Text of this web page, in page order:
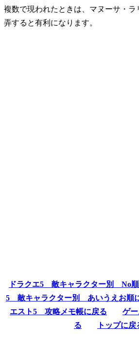
複数で現われたときは、マヌーサ・ラ
弄すると有利になります。
ドラクエ5 敵キャラクター別 No
5 敵キャラクター別 あいうえお順
エスト5 攻略メモ帳に戻る
ゲ
る
トップに戻